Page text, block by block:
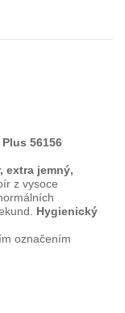
56156
extra jemný,
z vysoce
Hygienický
označením